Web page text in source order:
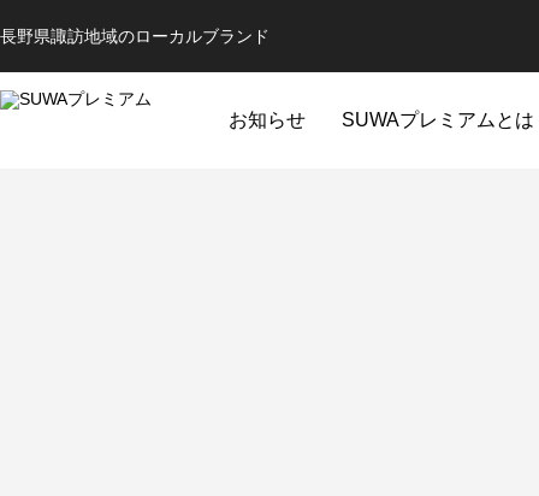
長野県諏訪地域のローカルブランド
お知らせ SUWAプレミアムとは